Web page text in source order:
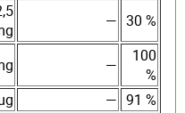
— 30 %
—
100
%
— 91 %